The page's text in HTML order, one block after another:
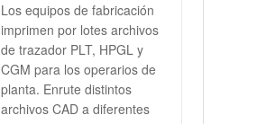
Los equipos de fabricación
imprimen por lotes archivos
de trazador PLT, HPGL y
CGM para los operarios de
planta. Enrute distintos
archivos CAD a diferentes